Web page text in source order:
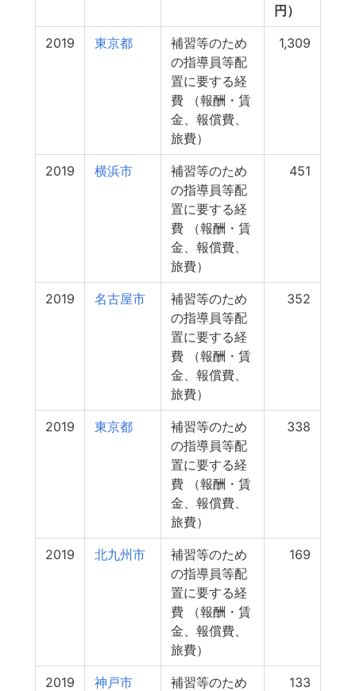
円）
2019 東京都
補習等のため
の指導員等配
置に要する経
費 （報酬・賃
金、報償費、
旅費）
1,309
2019 横浜市
補習等のため
の指導員等配
置に要する経
費 （報酬・賃
金、報償費、
旅費）
451
2019 名古屋市
補習等のため
の指導員等配
置に要する経
費 （報酬・賃
金、報償費、
旅費）
352
2019 東京都
補習等のため
の指導員等配
置に要する経
費 （報酬・賃
金、報償費、
旅費）
338
2019 北九州市
補習等のため
の指導員等配
置に要する経
費 （報酬・賃
金、報償費、
旅費）
169
2019 神戸市
補習等のため
133